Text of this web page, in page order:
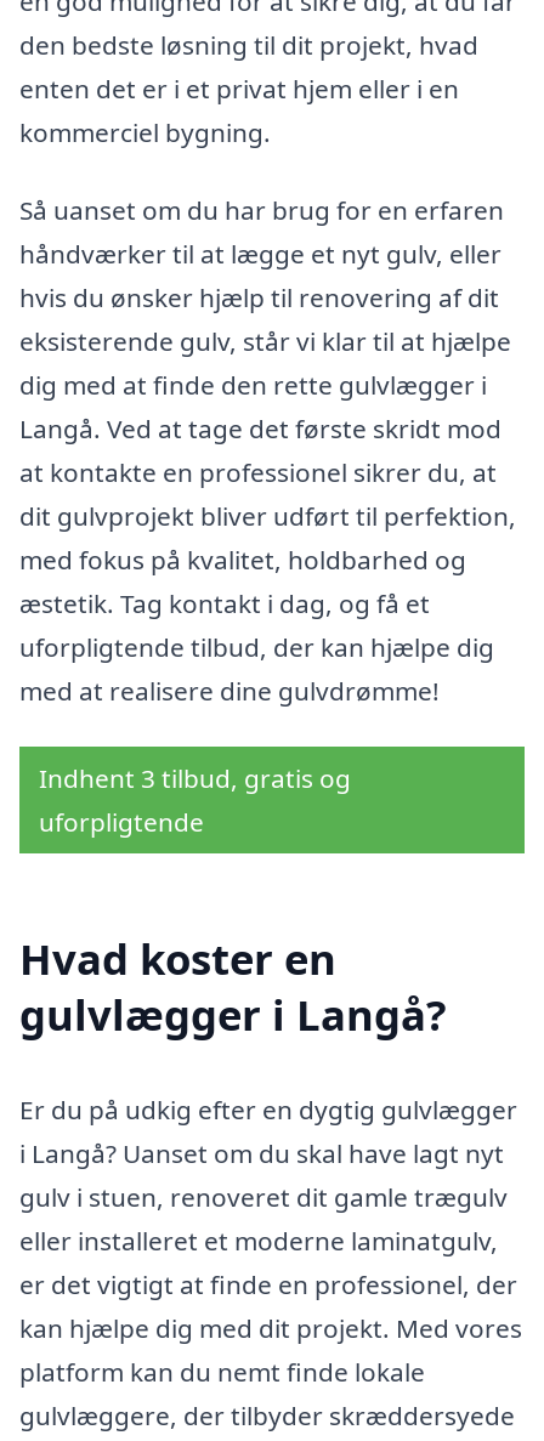
den bedste løsning til dit projekt, hvad
enten det er i et privat hjem eller i en
kommerciel bygning.
Så uanset om du har brug for en erfaren
håndværker til at lægge et nyt gulv, eller
hvis du ønsker hjælp til renovering af dit
eksisterende gulv, står vi klar til at hjælpe
dig med at finde den rette gulvlægger i
Langå. Ved at tage det første skridt mod
at kontakte en professionel sikrer du, at
dit gulvprojekt bliver udført til perfektion,
med fokus på kvalitet, holdbarhed og
æstetik. Tag kontakt i dag, og få et
uforpligtende tilbud, der kan hjælpe dig
med at realisere dine gulvdrømme!
Indhent 3 tilbud, gratis og
uforpligtende
Hvad koster en
gulvlægger i Langå?
Er du på udkig efter en dygtig gulvlægger
i Langå? Uanset om du skal have lagt nyt
gulv i stuen, renoveret dit gamle trægulv
eller installeret et moderne laminatgulv,
er det vigtigt at finde en professionel, der
kan hjælpe dig med dit projekt. Med vores
platform kan du nemt finde lokale
gulvlæggere, der tilbyder skræddersyede